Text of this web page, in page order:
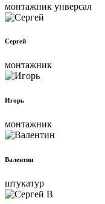
монтажник унверсал
Сергей
монтажник
Игорь
монтажник
Валентин
штукатур